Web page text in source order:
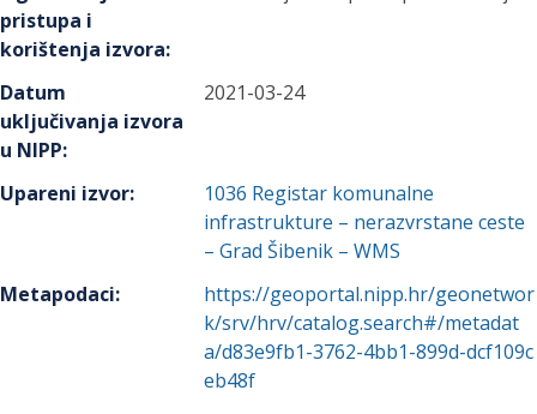
pristupa i
korištenja izvora:
Datum
uključivanja izvora
u NIPP:
2021-03-24
Upareni izvor: 1036 Registar komunalne
infrastrukture – nerazvrstane ceste
– Grad Šibenik – WMS
Metapodaci:
https://geoportal.nipp.hr/geonetwor
k/srv/hrv/catalog.search#/metadat
a/d83e9fb1-3762-4bb1-899d-dcf109c
eb48f